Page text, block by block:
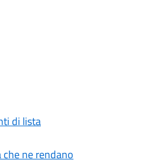
di lista
ne rendano